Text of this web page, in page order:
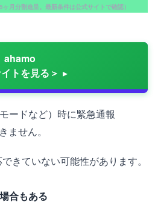
ヶ月分割進呈。最新条件は公式サイトで確認）
ahamo
トを見る＞
ードなど）時に緊急通報
ません。
きていない可能性があります。
合もある